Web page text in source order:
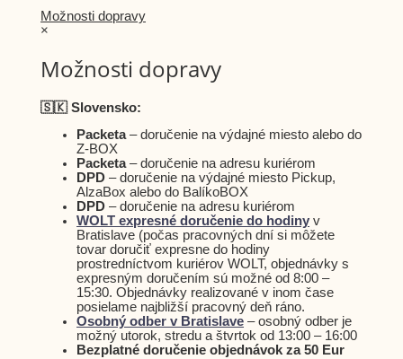
Možnosti dopravy
×
Možnosti dopravy
🇸🇰 Slovensko:
Packeta– doručenie na výdajné miesto alebo do
Z-BOX
Packeta– doručenie na adresu kuriérom
DPD – doručenie na výdajné miesto Pickup,
AlzaBox alebo do BalíkoBOX
DPD – doručenie na adresu kuriérom
WOLT expresné doručenie do hodiny v
Bratislave (počas pracovných dní si môžete
tovar doručiť expresne do hodiny
prostredníctvom kuriérov WOLT, objednávky s
expresným doručením sú možné od 8:00 –
15:30. Objednávky realizované v inom čase
posielame najbližší pracovný deň ráno.
Osobný odber v Bratislave – osobný odber je
možný utorok, stredu a štvrtok od 13:00 – 16:00
Bezplatné doručenie objednávok za 50 Eur